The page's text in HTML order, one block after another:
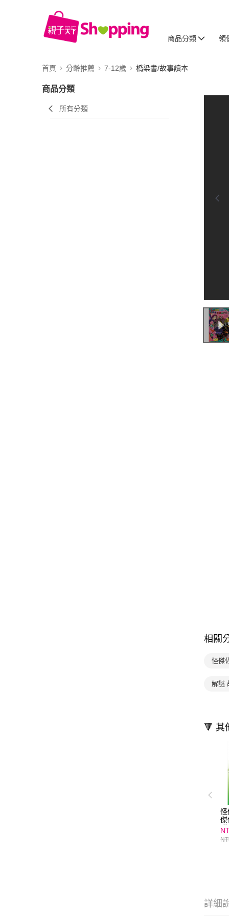
商品分類 領
首頁 分齡推薦 7-12歲 橋梁書/故事讀本
商品分類
所有分類
相關
怪傑
解謎
🔻 其
怪
傑
聯
詳細